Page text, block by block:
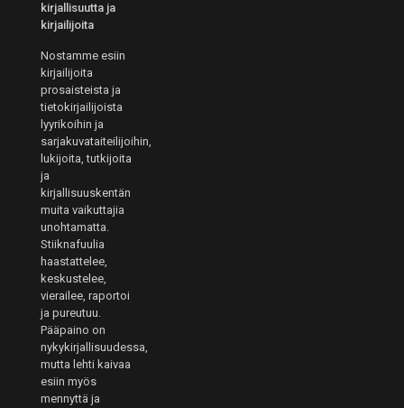
kirjallisuutta ja
kirjailijoita
Nostamme esiin
kirjailijoita
prosaisteista ja
tietokirjailijoista
lyyrikoihin ja
sarjakuvataiteilijoihin,
lukijoita, tutkijoita
ja
kirjallisuuskentän
muita vaikuttajia
unohtamatta.
Stiiknafuulia
haastattelee,
keskustelee,
vierailee, raportoi
ja pureutuu.
Pääpaino on
nykykirjallisuudessa,
mutta lehti kaivaa
esiin myös
mennyttä ja